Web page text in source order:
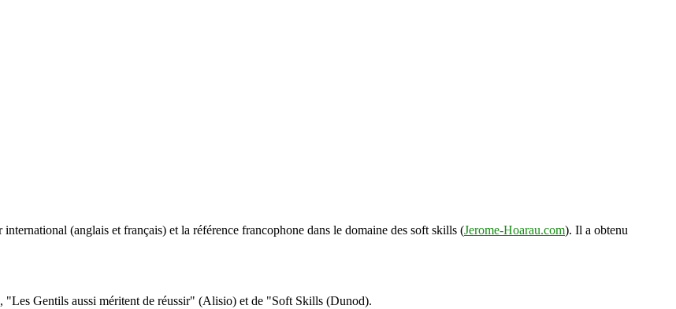
(anglais et français) et la référence francophone dans le domaine des soft skills (Jerome-Hoarau.com). Il a obtenu
Gentils aussi méritent de réussir" (Alisio) et de "Soft Skills (Dunod).